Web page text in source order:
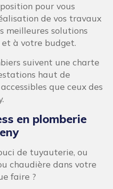
pour vous
de vos travaux
meilleures solutions
et à votre budget.
suivent une charte
haut de
que ceux des
en plomberie
de tuyauterie, ou
chaudière dans votre
faire ?